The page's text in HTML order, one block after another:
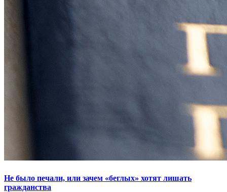
Не было печали, или зачем «беглых» хотят лишать
гражданства